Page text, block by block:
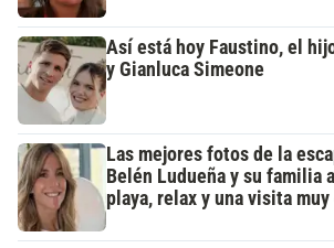
Así está hoy Faustino, el
y Gianluca Simeone
Las mejores fotos de la
Belén Ludueña y su familia
playa, relax y una visita muy